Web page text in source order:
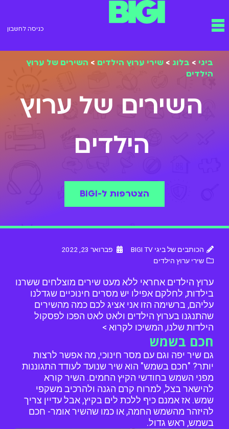
תפריט כניסה לחשבון
ביגי > בלוג >שירי ערוץ הילדים > השירים של ערוץ
הילדים
השירים של ערוץ
הילדים
הצטרפות ל-BIGI
הכותבים של ביגי BIGI TV
פברואר 23, 2022
שירי ערוץ הילדים
ערוץ הילדים אחראי ללא מעט שירים מוצלחים ששרנו
בילדות, לחלקם אפילו יש מסרים חינוכיים שגדלנו
עליהם, ברשימה הזו אני אציג לכם כמה מהשירים
שהתנגנו בערוץ הילדים ולאט לאט הפכו לפסקול
הילדות שלנו, המשיכו לקרוא >
חכם בשמש
גם שיר יפה וגם עם מסר חינוכי, מה אפשר לרצות
יותר? "חכם בשמש" הוא שיר שנועד לעודד התגוננות
מפני השמש בחודשי הקיץ החמים. השיר קורא
להישאר בצל, למרוח קרם הגנה ולהרכיב משקפי
שמש. אז אמנם כיף ללכת לים בקיץ, אבל עדיין צריך
להיזהר מהשמש החמה, או כמו שהשיר אומר- חכם
בשמש, ראש גדול.